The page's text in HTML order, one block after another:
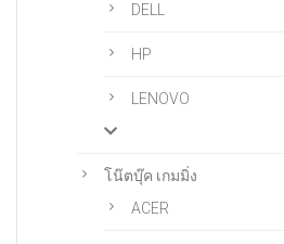
DELL
HP
LENOVO
โน๊ตบุ๊ค เกมมิ่ง
ACER